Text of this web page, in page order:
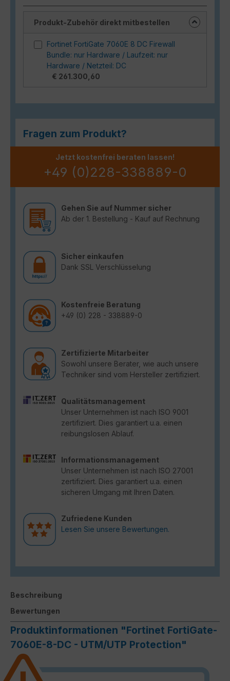
Produkt-Zubehör direkt mitbestellen
Fortinet FortiGate 7060E 8 DC Firewall
Bundle: nur Hardware / Laufzeit: nur
Hardware / Netzteil: DC
€ 261.300,60
Fragen zum Produkt?
Jetzt kostenfrei beraten lassen!
+49 (0)228-338889-0
Gehen Sie auf Nummer sicher
Ab der 1. Bestellung - Kauf auf Rechnung
Sicher einkaufen
Dank SSL Verschlüsselung
Kostenfreie Beratung
+49 (0) 228 - 338889-0
Zertifizierte Mitarbeiter
Sowohl unsere Berater, wie auch unsere
Techniker sind vom Hersteller zertifiziert.
Qualitätsmanagement
Unser Unternehmen ist nach ISO 9001
zertifiziert. Dies garantiert u.a. einen
reibungslosen Ablauf.
Informationsmanagement
Unser Unternehmen ist nach ISO 27001
zertifiziert. Dies garantiert u.a. einen
sicheren Umgang mit Ihren Daten.
Zufriedene Kunden
Lesen Sie unsere Bewertungen.
Beschreibung
Bewertungen
Produktinformationen "Fortinet FortiGate-
7060E-8-DC - UTM/UTP Protection"